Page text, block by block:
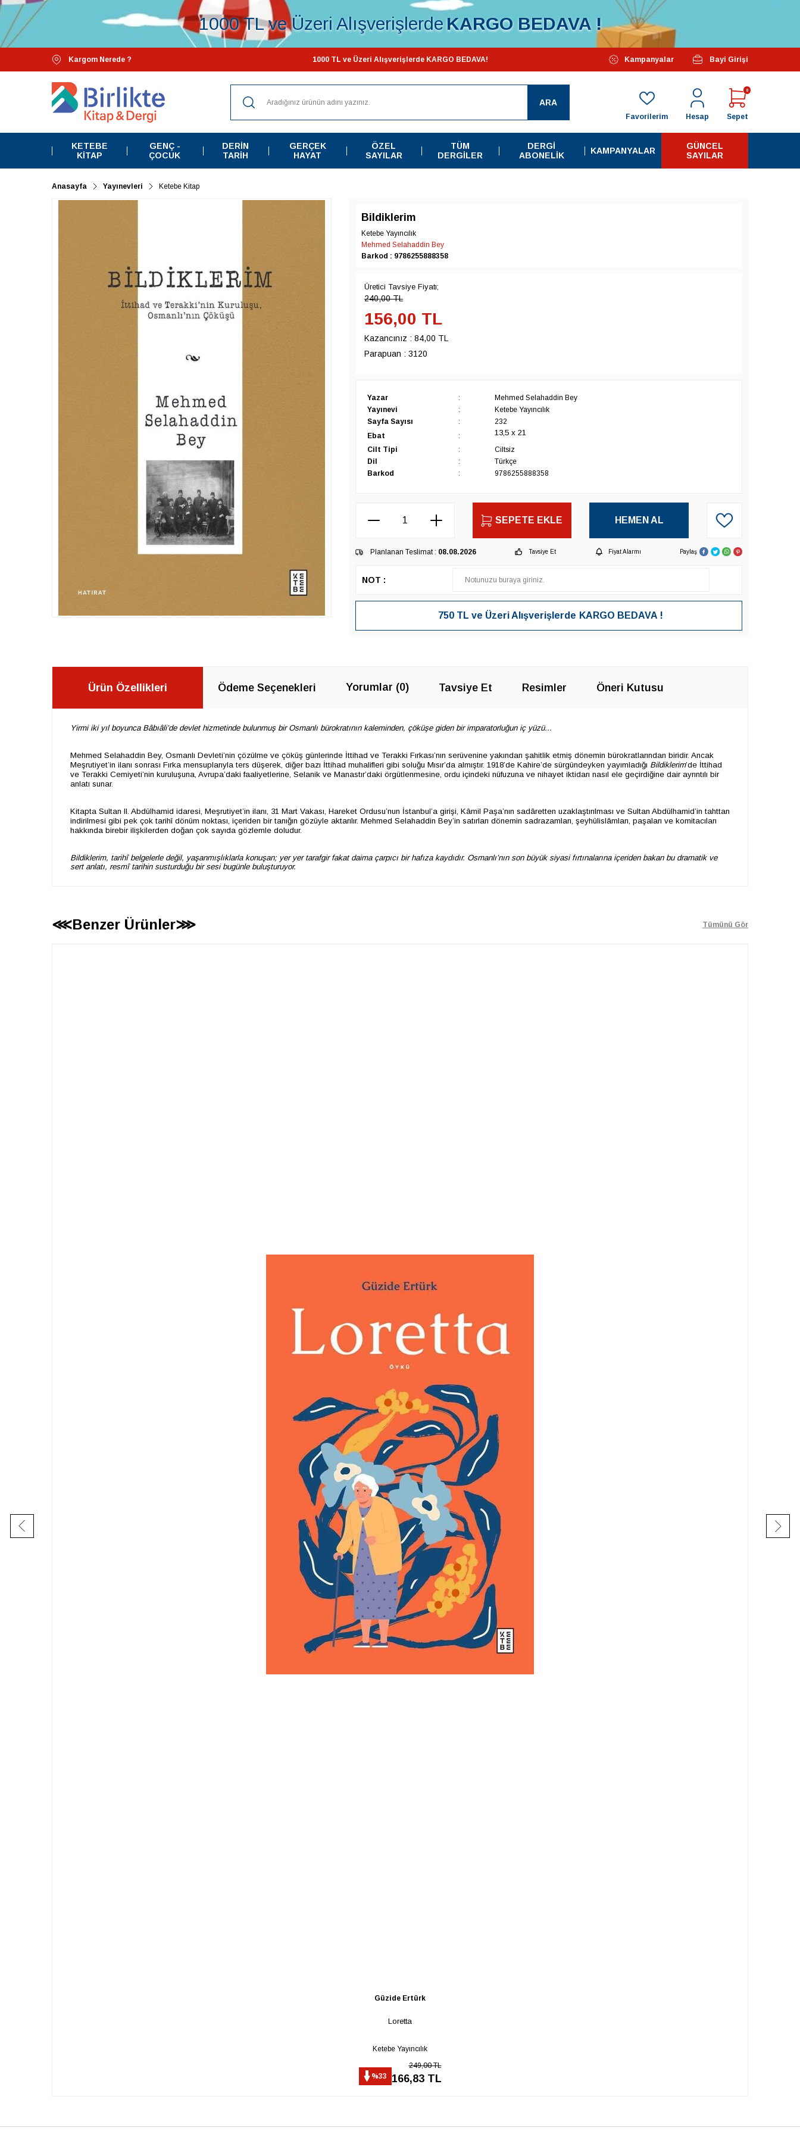
1000 TL ve Üzeri AlışverişlerdeKARGO BEDAVA !
Kargom Nerede ? 1000 TL ve Üzeri Alışverişlerde KARGO BEDAVA! Özel Kampanyalarımız Başlamıştır...
Kampanyalar Bayi Girişi
ARA
Sepet
0
Hesap
Favorilerim
KETEBE
KITAP
GENÇ -
ÇOCUK
DERIN
TARIH
GERÇEK
HAYAT
ÖZEL
SAYILAR
TÜM
DERGILER
DERGI
ABONELIK
KAMPANYALAR
GÜNCEL
SAYILAR
Anasayfa Yayınevleri Ketebe Kitap
Bildiklerim
Ketebe Yayıncılık
Mehmed Selahaddin Bey
Barkod : 9786255888358
Üretici Tavsiye Fiyatı;
240,00TL
156,00 TL
Kazancınız : 84,00 TL
Parapuan : 3120
Yazar :
Mehmed Selahaddin Bey
Yayınevi
:
Ketebe Yayıncılık
Sayfa Sayısı
:
232
Ebat
: 13,5 x 21
Cilt Tipi :
Ciltsiz
Dil
:
Türkçe
Barkod
: 9786255888358
SEPETE EKLE HEMEN AL
Planlanan Teslimat : 08.08.2026 Tavsiye Et Fiyat Alarmı Paylaş
NOT :
750 TL ve Üzeri Alışverişlerde KARGO BEDAVA !
Ürün Özellikleri Ödeme Seçenekleri Yorumlar (0) Tavsiye Et Resimler Öneri Kutusu
Yirmi iki yıl boyunca Bâbıâli’de devlet hizmetinde bulunmuş bir Osmanlı bürokratının kaleminden, çöküşe giden bir imparatorluğun iç yüzü...
Mehmed Selahaddin Bey, Osmanlı Devleti’nin çözülme ve çöküş günlerinde İttihad ve Terakki Fırkası’nın serüvenine yakından şahitlik etmiş dönemin bürokratlarından biridir. Ancak
Meşrutiyet’in ilanı sonrası Fırka mensuplarıyla ters düşerek, diğer bazı İttihad muhalifleri gibi soluğu Mısır’da almıştır. 1918’de Kahire’de sürgündeyken yayımladığı Bildiklerim’de İttihad
ve Terakki Cemiyeti’nin kuruluşuna, Avrupa’daki faaliyetlerine, Selanik ve Manastır’daki örgütlenmesine, ordu içindeki nüfuzuna ve nihayet iktidarı nasıl ele geçirdiğine dair ayrıntılı bir
anlatı sunar.
Kitapta Sultan II. Abdülhamid idaresi, Meşrutiyet’in ilanı, 31 Mart Vakası, Hareket Ordusu’nun İstanbul’a girişi, Kâmil Paşa’nın sadâretten uzaklaştırılması ve Sultan Abdülhamid’in tahttan
indirilmesi gibi pek çok tarihî dönüm noktası, içeriden bir tanığın gözüyle aktarılır. Mehmed Selahaddin Bey’in satırları dönemin sadrazamları, şeyhülislâmları, paşaları ve komitacıları
hakkında birebir ilişkilerden doğan çok sayıda gözlemle doludur.
Bildiklerim, tarihî belgelerle değil, yaşanmışlıklarla konuşan; yer yer tarafgir fakat daima çarpıcı bir hafıza kaydıdır. Osmanlı’nın son büyük siyasi fırtınalarına içeriden bakan bu dramatik ve
sert anlatı, resmî tarihin susturduğu bir sesi bugünle buluşturuyor.
⋘Benzer Ürünler⋙ Tümünü Gör
Güzide Ertürk
Loretta
Ketebe Yayıncılık
%33
249,00 TL
166,83 TL